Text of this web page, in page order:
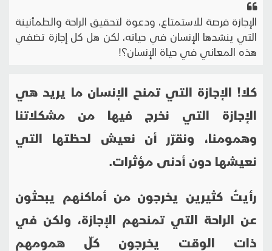
الإجازة فرصة للاستمتاع، ودعوة لتحقيق الراحة والطمأنينة
التي ينشدها الإنسان في حياته، لكن هل كل إجازة تضفي
هذه المعاني في حياة الإنسان؟!
كلا! الإجازة التي تمنح الإنسان ما يريد هي
الإجازة التي نخرج فيها من مشكلاتنا
وهمومنا، ونقرّر أن نعيش لحظتها التي
نعيشها دون أدنى مؤثرات.
رأيتُ كثيرين يخرجون من أماكنهم يبحثون
عن الراحة التي تمنحهم الإجازة، ولكن في
ذات الوقت يخرجون كلّ همومهم